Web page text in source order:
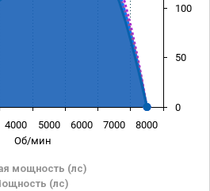
Об/мин
мощность (лс)
(лс)
4000 5000 6000 7000 8000
0
50
100